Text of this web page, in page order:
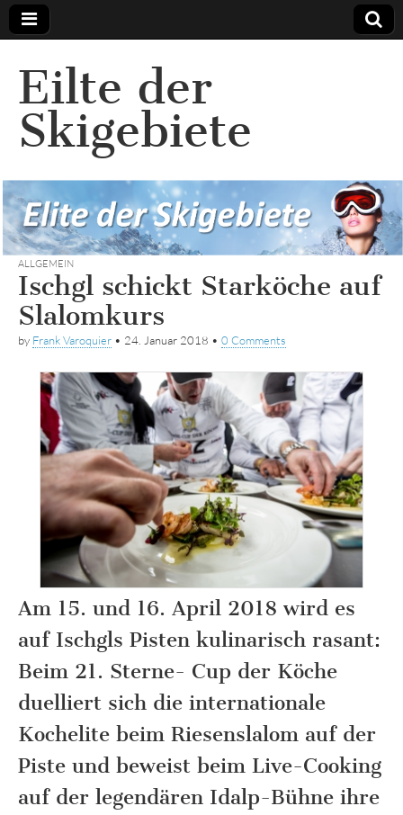
Eilte der
Skigebiete
ALLGEMEIN
Ischgl schickt Starköche auf
Slalomkurs
by Frank Varoquier • 24. Januar 2018 • 0 Comments
Am 15. und 16. April 2018 wird es
auf Ischgls Pisten kulinarisch rasant:
Beim 21. Sterne- Cup der Köche
duelliert sich die internationale
Kochelite beim Riesenslalom auf der
Piste und beweist beim Live-Cooking
auf der legendären Idalp-Bühne ihre